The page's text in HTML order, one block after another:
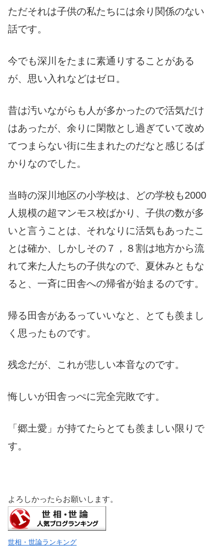
ただそれは子供の私たちには余り関係のない
話です。
今でも深川をたまに素通りすることがある
が、思い入れなどはゼロ。
昔は汚いながらも人が多かったので活気だけ
はあったが、余りに閑散とし過ぎていて改め
てつまらない街に生まれたのだなと感じるば
かりなのでした。
当時の深川地区の小学校は、どの学校も2000
人規模の超マンモス校ばかり、子供の数が多
いと言うことは、それなりに活気もあったこ
とは確か、しかしその７，８割は地方から流
れて来た人たちの子供なので、夏休みともな
ると、一斉に田舎への帰省が始まるのです。
帰る田舎があるっていいなと、とても羨まし
く思ったものです。
残念だが、これが悲しい本音なのです。
悔しいが田舎っぺに完全完敗です。
「郷土愛」が持てたらとても羨ましい限りで
す。
よろしかったらお願いします。
世相・世論ランキング